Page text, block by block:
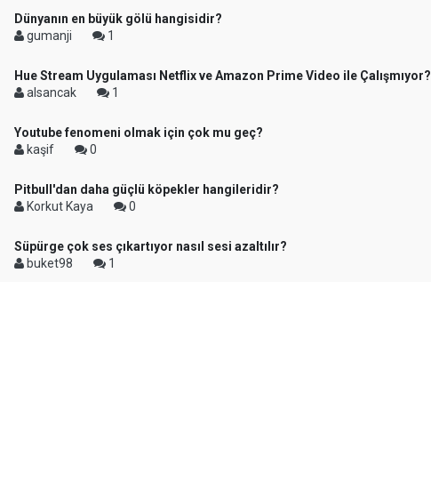
Dünyanın en büyük gölü hangisidir?
gumanji
1
Hue Stream Uygulaması Netflix ve Amazon Prime Video ile Çalışmıyor?
alsancak
1
Youtube fenomeni olmak için çok mu geç?
kaşif
0
Pitbull'dan daha güçlü köpekler hangileridir?
Korkut Kaya
0
Süpürge çok ses çıkartıyor nasıl sesi azaltılır?
buket98
1